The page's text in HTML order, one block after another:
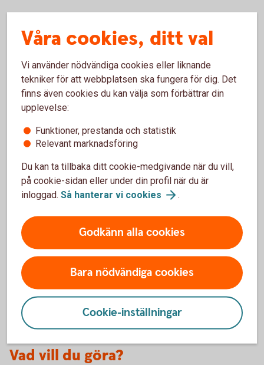
Kolla in våra olika kort
Funderar du på att skaffa ett eller flera kort? Jämför
våra kreditkort och bankkort för att se vad som
passar dig.
Jämför kreditkort och
Vad vill du göra?
Våra cookies, ditt val
Vi använder nödvändiga cookies eller liknande
tekniker för att webbplatsen ska fungera för dig. Det
finns även cookies du kan välja som förbättrar din
upplevelse:
Funktioner, prestanda och statistik
Relevant marknadsföring
Du kan ta tillbaka ditt cookie-medgivande när du vill,
på cookie-sidan eller under din profil när du är
inloggad. Så hanterar vi cookies .
Godkänn alla cookies
Bara nödvändiga cookies
Cookie-inställningar